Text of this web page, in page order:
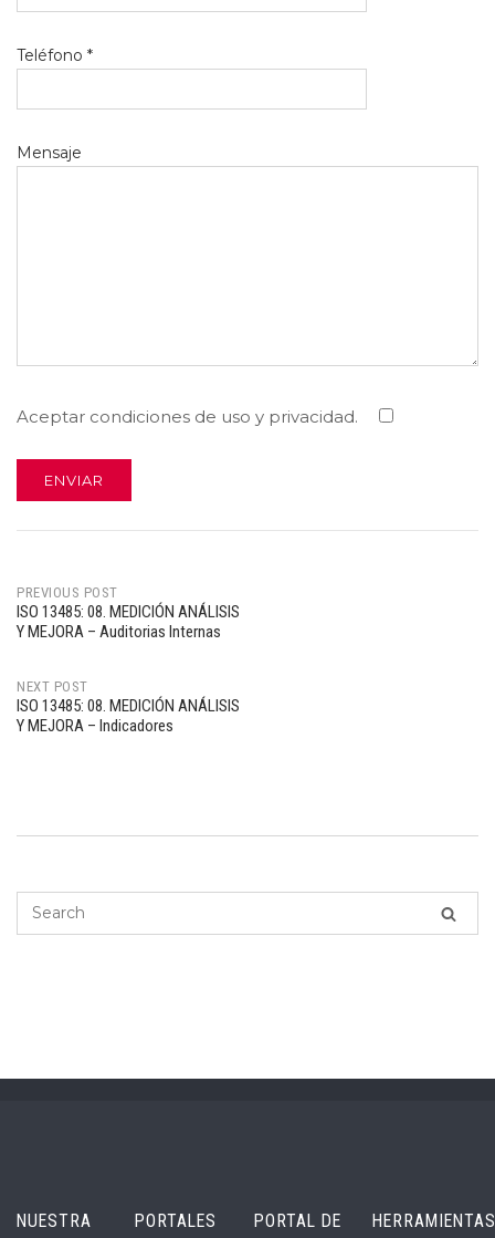
Teléfono *
Mensaje
Aceptar condiciones de uso y privacidad.
Post
navigation
PREVIOUS POST
ISO 13485: 08. MEDICIÓN ANÁLISIS
Y MEJORA – Auditorias Internas
NEXT POST
ISO 13485: 08. MEDICIÓN ANÁLISIS
Y MEJORA – Indicadores
NUESTRA
PORTALES
PORTAL DE